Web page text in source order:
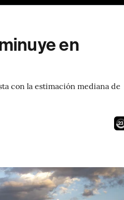
en
con la estimación mediana de
21